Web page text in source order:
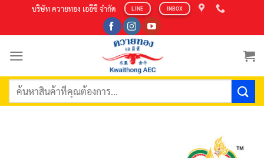
content
บริษัท ควายทอง เออีซี จำกัด LINE INBOX
ค้นหา: